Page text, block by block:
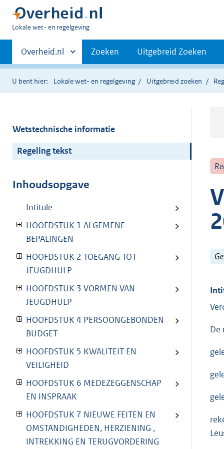
U
hier:
Lokale wet- en regelgeving
Primaire
navigatie
Andere
sites
binnen
Overheid.nl Zoeken Uitgebreid Zoeken
U bent hier: Lokale wet- en regelgeving Uitgebreid zoeken
Wetstechnische informatie
Regeling tekst
Inhoudsopgave
Intitule
HOOFDSTUK 1 ALGEMENE
BEPALINGEN
HOOFDSTUK 2 TOEGANG TOT
JEUGDHULP
HOOFDSTUK 3 VORMEN VAN
JEUGDHULP
HOOFDSTUK 4 PERSOONGEBONDEN
BUDGET
HOOFDSTUK 5 KWALITEIT EN
VEILIGHEID
HOOFDSTUK 6 MEDEZEGGENSCHAP
EN INSPRAAK
HOOFDSTUK 7 NIEUWE FEITEN EN
OMSTANDIGHEDEN, HERZIENING ,
INTREKKING EN TERUGVORDERING
De